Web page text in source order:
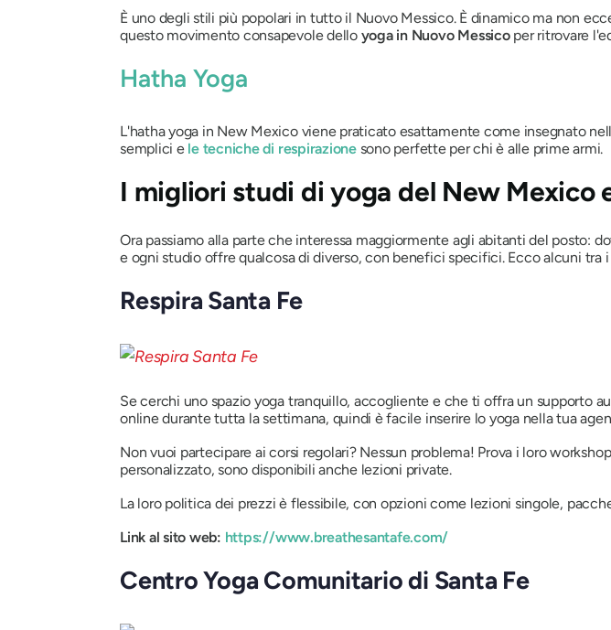
È uno degli stili più popolari in tutto il Nuovo Messico. È dinamico ma non
questo movimento consapevole dello yoga in Nuovo Messicoper ritrovare
Hatha Yoga
L'hatha yoga in New Mexico viene praticato esattamente come insegnato
semplici e le tecniche di respirazionesono perfette per chi è alle prime armi.
I migliori studi di yoga del New Mexico
Ora passiamo alla parte che interessa maggiormente agli abitanti del posto:
e ogni studio offre qualcosa di diverso, con benefici specifici. Ecco alcuni tra
Respira Santa Fe
Se cerchi uno spazio yoga tranquillo, accogliente e che ti offra un supporto
online durante tutta la settimana, quindi è facile inserire lo yoga nella tua
Non vuoi partecipare ai corsi regolari? Nessun problema! Prova i loro
personalizzato, sono disponibili anche lezioni private.
La loro politica dei prezzi è flessibile, con opzioni come lezioni singole,
Link al sito web: https://www.breathesantafe.com/
Centro Yoga Comunitario di Santa Fe